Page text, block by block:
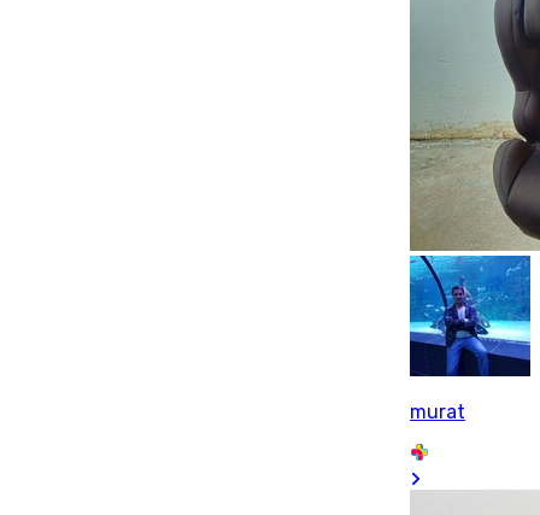
murat